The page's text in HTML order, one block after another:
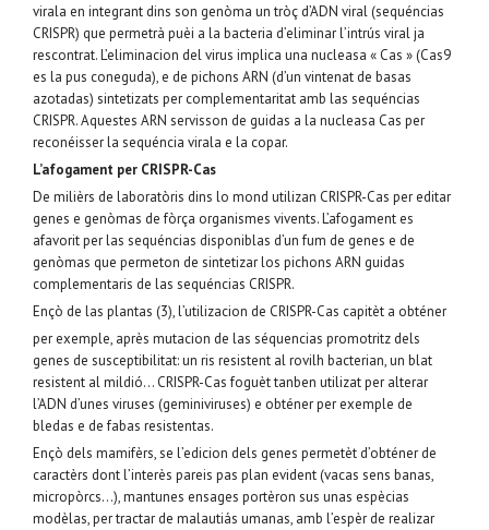
virala en integrant dins son genòma un tròç d’ADN viral (sequéncias
CRISPR) que permetrà puèi a la bacteria d’eliminar l’intrús viral ja
rescontrat. L’eliminacion del virus implica una nucleasa « Cas » (Cas9
es la pus coneguda), e de pichons ARN (d’un vintenat de basas
azotadas) sintetizats per complementaritat amb las sequéncias
CRISPR. Aquestes ARN servisson de guidas a la nucleasa Cas per
reconéisser la sequéncia virala e la copar.
L’afogament per CRISPR-Cas
De milièrs de laboratòris dins lo mond utilizan CRISPR-Cas per editar
genes e genòmas de fòrça organismes vivents. L’afogament es
afavorit per las sequéncias disponiblas d’un fum de genes e de
genòmas que permeton de sintetizar los pichons ARN guidas
complementaris de las sequéncias CRISPR.
Ençò de las plantas (3), l’utilizacion de CRISPR-Cas capitèt a obténer
per exemple, après mutacion de las séquencias promotritz dels
genes de susceptibilitat: un ris resistent al rovilh bacterian, un blat
resistent al mildió… CRISPR-Cas foguèt tanben utilizat per alterar
l’ADN d’unes viruses (geminiviruses) e obténer per exemple de
bledas e de fabas resistentas.
Ençò dels mamifèrs, se l’edicion dels genes permetèt d’obténer de
caractèrs dont l’interès pareis pas plan evident (vacas sens banas,
micropòrcs…), mantunes ensages portèron sus unas espècias
modèlas, per tractar de malautiás umanas, amb l’espèr de realizar